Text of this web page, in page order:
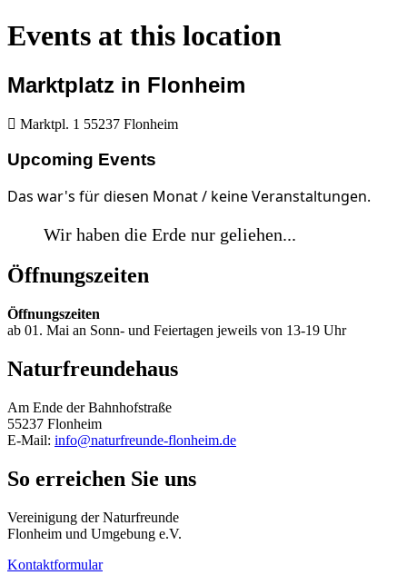
Events at this location
Marktplatz in Flonheim
Marktpl. 1 55237 Flonheim
Upcoming Events
Das war's für diesen Monat / keine Veranstaltungen.
Wir haben die Erde nur geliehen...
Öffnungszeiten
Öffnungszeiten
ab 01. Mai an Sonn- und Feiertagen jeweils von 13-19 Uhr
Naturfreundehaus
Am Ende der Bahnhofstraße
55237 Flonheim
E-Mail: info@naturfreunde-flonheim.de
So erreichen Sie uns
Vereinigung der Naturfreunde
Flonheim und Umgebung e.V.
Kontaktformular